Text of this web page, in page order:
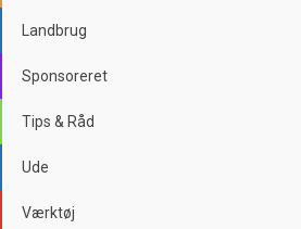
Landbrug
Sponsoreret
Tips & Råd
Ude
Værktøj